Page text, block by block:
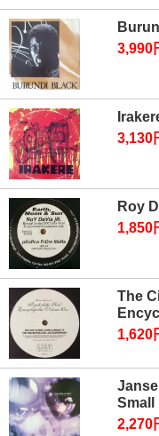
3,990
3,130
Roy
1,850
The
1,620
Small
2,270